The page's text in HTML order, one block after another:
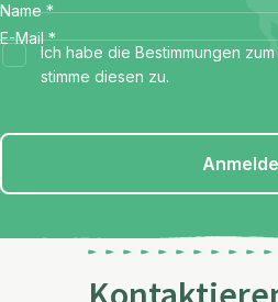
Name *
E-Mail *
Ich habe die Bestimmungen zum
stimme diesen zu.